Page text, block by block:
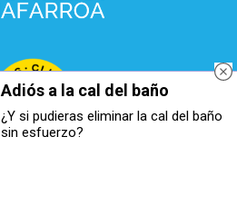
Adiós a la cal del baño
¿Y si pudieras eliminar la cal del baño
sin esfuerzo?